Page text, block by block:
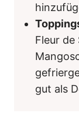
Fleur de
gut als